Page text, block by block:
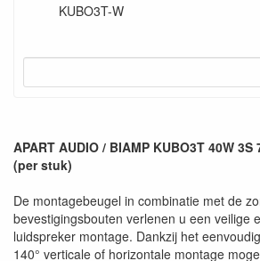
KUBO3T-W
APART AUDIO / BIAMP KUBO3T 40W 3S
(per stuk)
De montagebeugel in combinatie met de
bevestigingsbouten verlenen u een veilige
luidspreker montage. Dankzij het
140° verticale of horizontale montage